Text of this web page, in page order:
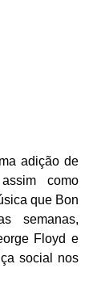
adição de
como
que Bon
semanas,
Floyd e
social nos